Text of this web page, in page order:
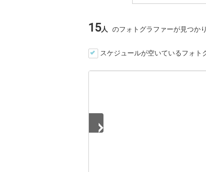
15人 のフォトグラファーが見つか
スケジュールが空いているフォト